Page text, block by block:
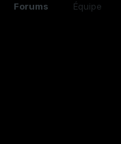
Forums Équipe